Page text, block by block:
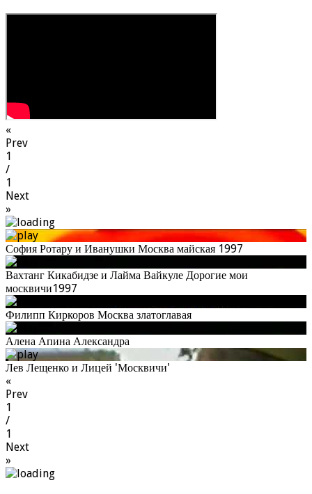
«
Prev
1
/
1
Next
»
София Ротару и Иванушки Москва майская 1997
Вахтанг Кикабидзе и Лайма Вайкуле Дорогие мои
москвичи1997
Филипп Киркоров Москва златоглавая
Алена Апина Александра
Лев Лещенко и Лицей 'Москвичи'
«
Prev
1
/
1
Next
»